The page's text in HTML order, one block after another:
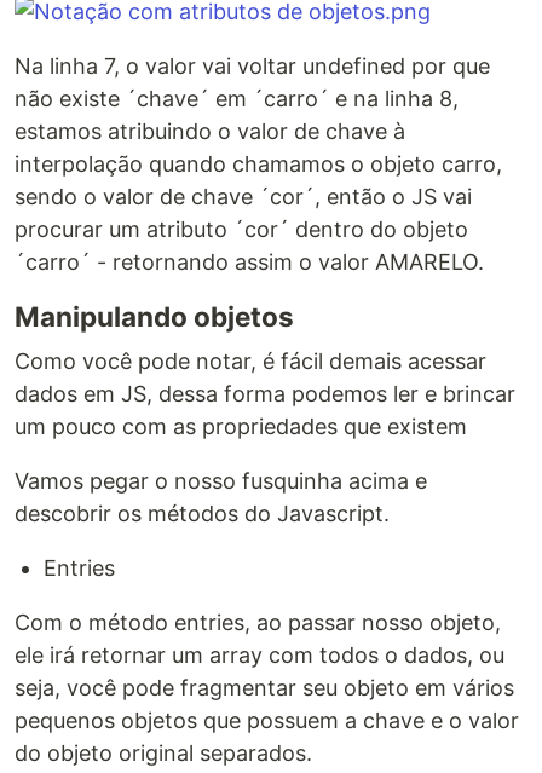
Na linha 7, o valor vai voltar undefined por que
não existe ´chave´ em ´carro´ e na linha 8,
estamos atribuindo o valor de chave à
interpolação quando chamamos o objeto carro,
sendo o valor de chave ´cor´, então o JS vai
procurar um atributo ´cor´ dentro do objeto
´carro´ - retornando assim o valor AMARELO.
Manipulando objetos
Como você pode notar, é fácil demais acessar
dados em JS, dessa forma podemos ler e brincar
um pouco com as propriedades que existem
Vamos pegar o nosso fusquinha acima e
descobrir os métodos do Javascript.
Entries
Com o método entries, ao passar nosso objeto,
ele irá retornar um array com todos o dados, ou
seja, você pode fragmentar seu objeto em vários
pequenos objetos que possuem a chave e o valor
do objeto original separados.